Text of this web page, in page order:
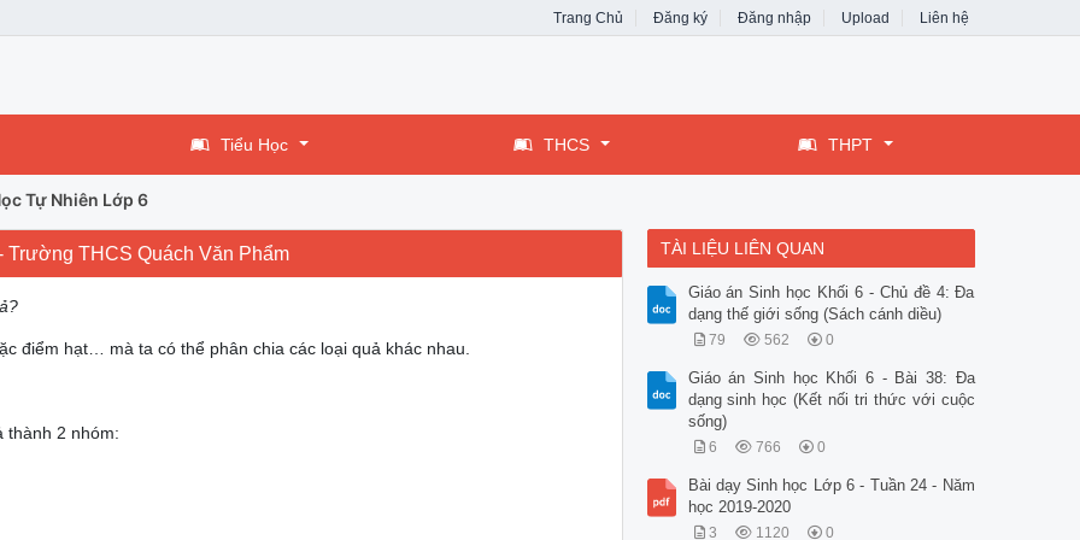
Trang Chủ Đăng ký Đăng nhập Upload Liên hệ
Tiểu Học THCS THPT
Tự Nhiên Lớp 6
Trường THCS Quách Văn Phẩm
điểm hạt… mà ta có thể phân chia các loại quả khác nhau.
thành 2 nhóm:
TÀI LIỆU LIÊN QUAN
Giáo án Sinh học Khối 6 - Chủ đề 4: Đa
dạng thế giới sống (Sách cánh diều)
79 562 0
Giáo án Sinh học Khối 6 - Bài 38: Đa
dạng sinh học (Kết nối tri thức với cuộc
sống)
6 766 0
Bài dạy Sinh học Lớp 6 - Tuần 24 - Năm
học 2019-2020
3 1120 0